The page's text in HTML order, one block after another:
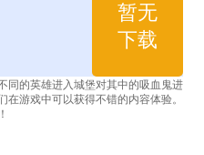
暂无
下载
同的英雄进入城堡对其中的吸血鬼进
游戏中可以获得不错的内容体验。